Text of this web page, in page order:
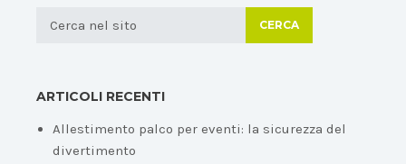
CERCA
ARTICOLI RECENTI
Allestimento palco per eventi: la sicurezza del
divertimento